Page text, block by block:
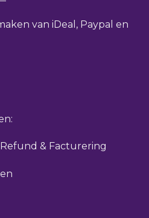
van iDeal, Paypal en
& Facturering